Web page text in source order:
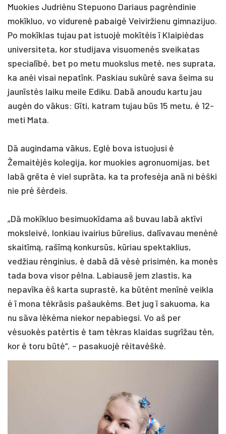
Muokies Judriėnu Stepuono Dariaus pagrėndinie
mokīkluo, vo vidurenė pabaigė Veiviržienu gimnazijuo.
Po mokīklas tujau pat istuojė mokītėis ī Klaipiėdas
universiteta, kor studijava visuomenės sveikatas
specialībė, bet po metu muokslus metė, nes suprata,
ka anėi visai nepatīnk. Paskiau sukūrė sava šeima su
jaunīstės laiku meile Ediku. Dabā anoudu kartu jau
augėn do vākus: Gīti, katram tujau būs 15 metu, ė 12-
meti Mata.
Dā augindama vākus, Eglė bova istuojusi ė
Žemaitėjės kolegija, kor muokies agronuomijas, bet
labā grēta ė viel suprāta, ka ta profesėja anā ni bėški
nie prė šėrdeis.
„Dā mokīkluo besimuokīdama aš buvau labā aktīvi
moksleivė, lonkiau ivairius būrelius, dalīvavau menėnė
skaitīmą, rašīmą konkursūs, kūriau spektaklius,
vedžiau rėnginius, ė dabā dā vėsė prisimėn, ka monės
tada bova visor pėlna. Labiausē jem zlastis, ka
nepavīka ėš karta suprastė, ka būtėnt menīnė veikla
ė ī mona tėkrāsis pašaukėms. Bet jug ī sakuoma, ka
nu sāva lėkėma niekor nepabiegsi. Vo aš per
vėsuokės patėrtis ė tam tėkras klaidas sugrīžau tėn,
kor ė toru būtė“, – pasakuojė rėitavėškė.